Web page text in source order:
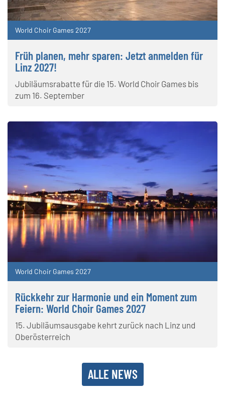
World Choir Games 2027
Früh planen, mehr sparen: Jetzt anmelden für
Linz 2027!
Jubiläumsrabatte für die 15. World Choir Games bis
zum 16. September
World Choir Games 2027
Rückkehr zur Harmonie und ein Moment zum
Feiern: World Choir Games 2027
15. Jubiläumsausgabe kehrt zurück nach Linz und
Oberösterreich
ALLE NEWS